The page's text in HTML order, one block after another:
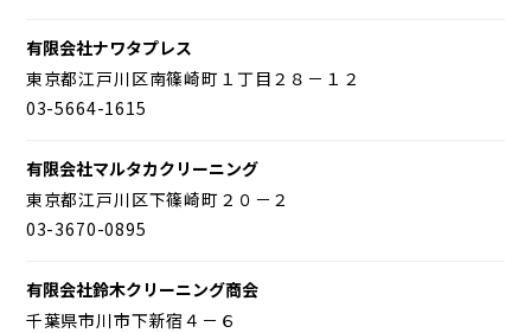
有限会社ナワタプレス
東京都江戸川区南篠崎町１丁目２８－１２
03-5664-1615
有限会社マルタカクリーニング
東京都江戸川区下篠崎町２０－２
03-3670-0895
有限会社鈴木クリーニング商会
千葉県市川市下新宿４－６